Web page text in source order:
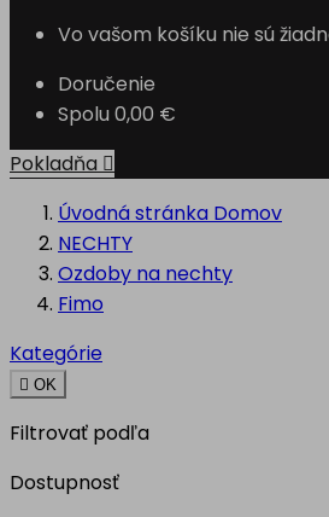
Vo vašom košíku nie sú
Doručenie
Spolu 0,00 €
Pokladňa 
Úvodná stránka Domov
NECHTY
Ozdoby na nechty
Fimo
Kategórie
 OK
Filtrovať podľa
Dostupnosť